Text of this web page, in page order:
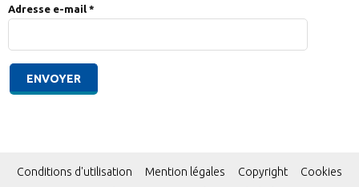
Adresse e-mail *
ENVOYER
Conditions d'utilisation Mention légales Copyright
Cookies